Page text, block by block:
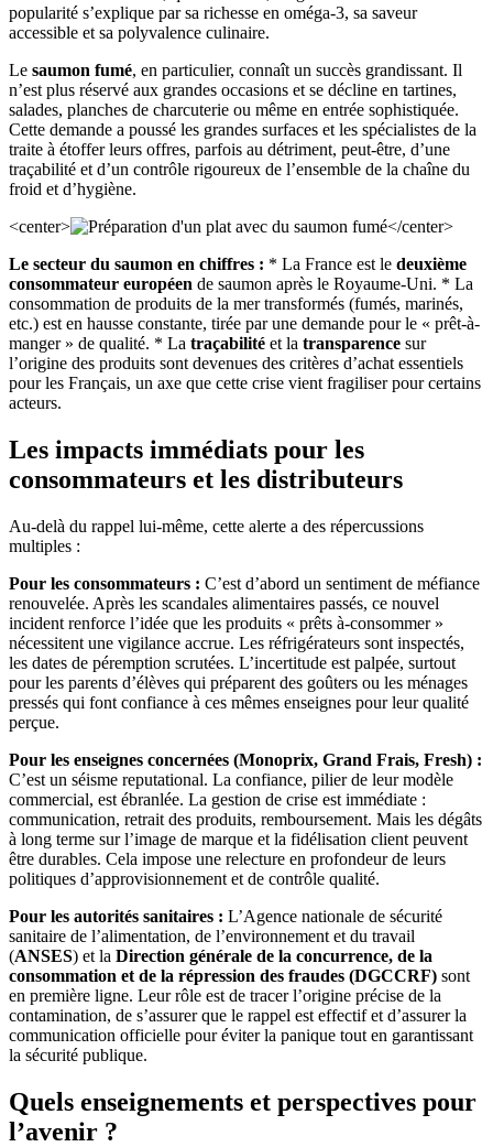
popularité s’explique par sa richesse en oméga-3, sa saveur
accessible et sa polyvalence culinaire.
Le saumon fumé, en particulier, connaît un succès grandissant. Il
n’est plus réservé aux grandes occasions et se décline en tartines,
salades, planches de charcuterie ou même en entrée sophistiquée.
Cette demande a poussé les grandes surfaces et les spécialistes de la
traite à étoffer leurs offres, parfois au détriment, peut-être, d’une
traçabilité et d’un contrôle rigoureux de l’ensemble de la chaîne du
froid et d’hygiène.
<center>
</center>
Le secteur du saumon en chiffres : * La France est le deuxième
consommateur européen de saumon après le Royaume-Uni. * La
consommation de produits de la mer transformés (fumés, marinés,
etc.) est en hausse constante, tirée par une demande pour le « prêt-à-
manger » de qualité. * La traçabilité et la transparence sur
l’origine des produits sont devenues des critères d’achat essentiels
pour les Français, un axe que cette crise vient fragiliser pour certains
acteurs.
Les impacts immédiats pour les
consommateurs et les distributeurs
Au-delà du rappel lui-même, cette alerte a des répercussions
multiples :
Pour les consommateurs : C’est d’abord un sentiment de méfiance
renouvelée. Après les scandales alimentaires passés, ce nouvel
incident renforce l’idée que les produits « prêts à-consommer »
nécessitent une vigilance accrue. Les réfrigérateurs sont inspectés,
les dates de péremption scrutées. L’incertitude est palpée, surtout
pour les parents d’élèves qui préparent des goûters ou les ménages
pressés qui font confiance à ces mêmes enseignes pour leur qualité
perçue.
Pour les enseignes concernées (Monoprix, Grand Frais, Fresh) :
C’est un séisme reputational. La confiance, pilier de leur modèle
commercial, est ébranlée. La gestion de crise est immédiate :
communication, retrait des produits, remboursement. Mais les dégâts
à long terme sur l’image de marque et la fidélisation client peuvent
être durables. Cela impose une relecture en profondeur de leurs
politiques d’approvisionnement et de contrôle qualité.
Pour les autorités sanitaires : L’Agence nationale de sécurité
sanitaire de l’alimentation, de l’environnement et du travail
(ANSES) et la Direction générale de la concurrence, de la
consommation et de la répression des fraudes (DGCCRF) sont
en première ligne. Leur rôle est de tracer l’origine précise de la
contamination, de s’assurer que le rappel est effectif et d’assurer la
communication officielle pour éviter la panique tout en garantissant
la sécurité publique.
Quels enseignements et perspectives pour
l’avenir ?